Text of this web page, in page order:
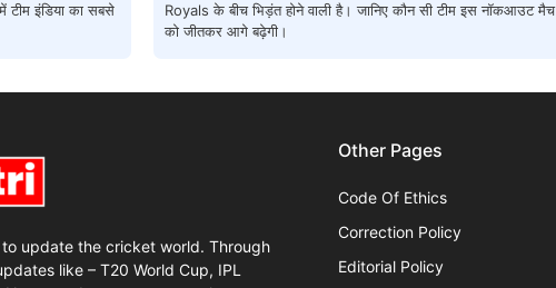
टीम इंडिया का सबसे
Royals के बीच भिड़ंत होने वाली है। जानिए कौन सी टीम इस नॉकआउट मैच
को जीतकर आगे बढ़ेगी।
update the cricket world. Through
like – T20 World Cup, IPL
Other Pages
Code Of Ethics
Correction Policy
Editorial Policy